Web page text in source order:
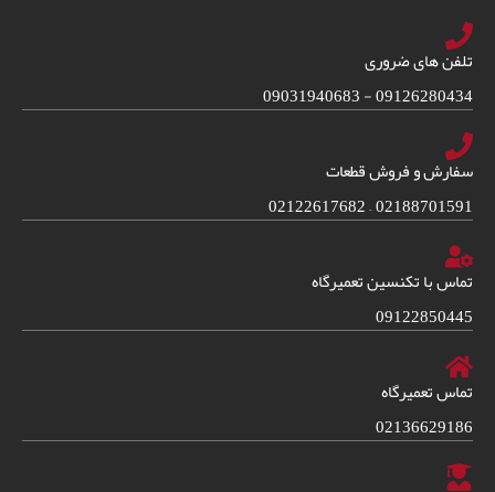
تلفن های ضروری
09126280434 - 09031940683
سفارش و فروش قطعات
02188701591 – 02122617682
تماس با تکنسین تعمیرگاه
09122850445
تماس تعمیرگاه
02136629186